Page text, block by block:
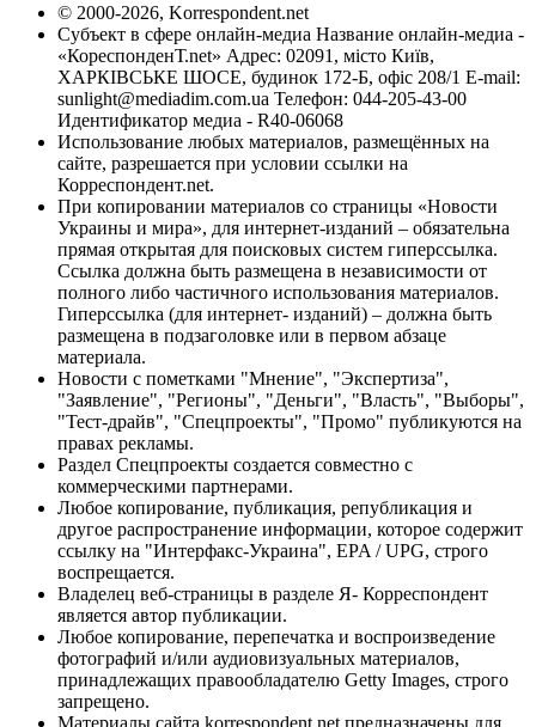
© 2000-2026, Korrespondent.net
Субъект в сфере онлайн-медиа Название онлайн-медиа -
«КореспонденТ.net» Адрес: 02091, місто Київ,
ХАРКІВСЬКЕ ШОСЕ, будинок 172-Б, офіс 208/1 E-mail:
sunlight@mediadim.com.ua Телефон: 044-205-43-00
Идентификатор медиа - R40-06068
Использование любых материалов, размещённых на
сайте, разрешается при условии ссылки на
Корреспондент.net.
При копировании материалов со страницы «Новости
Украины и мира», для интернет-изданий – обязательна
прямая открытая для поисковых систем гиперссылка.
Ссылка должна быть размещена в независимости от
полного либо частичного использования материалов.
Гиперссылка (для интернет- изданий) – должна быть
размещена в подзаголовке или в первом абзаце
материала.
Новости с пометками "Мнение", "Экспертиза",
"Заявление", "Регионы", "Деньги", "Власть", "Выборы",
"Тест-драйв", "Спецпроекты", "Промо" публикуются на
правах рекламы.
Раздел Спецпроекты создается совместно с
коммерческими партнерами.
Любое копирование, публикация, републикация и
другое распространение информации, которое содержит
ссылку на "Интерфакс-Украина", EPA / UPG, строго
воспрещается.
Владелец веб-страницы в разделе Я- Корреспондент
является автор публикации.
Любое копирование, перепечатка и воспроизведение
фотографий и/или аудиовизуальных материалов,
принадлежащих правообладателю Getty Images, строго
запрещено.
Материалы сайта korrespondent.net предназначены для